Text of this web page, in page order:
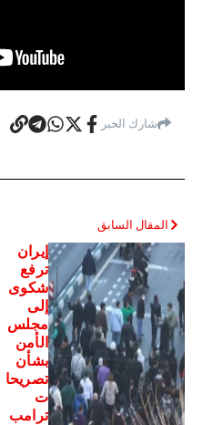
شارك الخبر
المقال السابق
إيران
ترفع
شكوى
إلى
مجلس
الأمن
بشأن
تصريحا
ت
ترامب